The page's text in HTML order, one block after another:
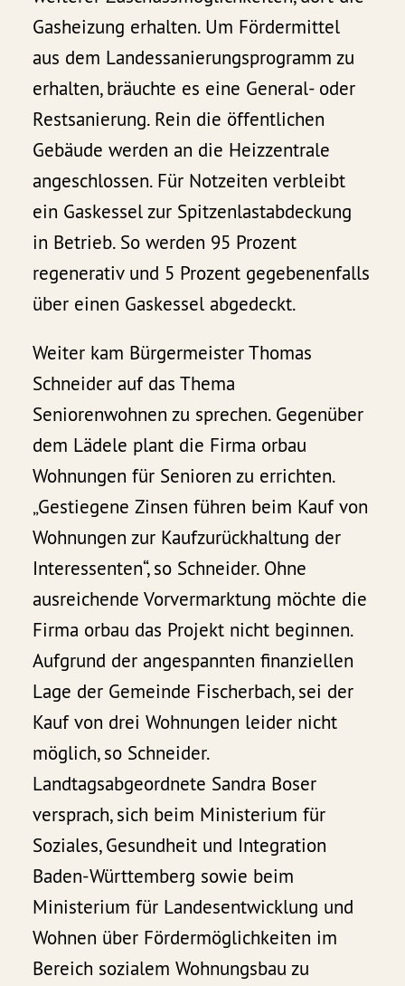
Gasheizung erhalten. Um Fördermittel
aus dem Landessanierungsprogramm zu
erhalten, bräuchte es eine General- oder
Restsanierung. Rein die öffentlichen
Gebäude werden an die Heizzentrale
angeschlossen. Für Notzeiten verbleibt
ein Gaskessel zur Spitzenlastabdeckung
in Betrieb. So werden 95 Prozent
regenerativ und 5 Prozent gegebenenfalls
über einen Gaskessel abgedeckt.
Weiter kam Bürgermeister Thomas
Schneider auf das Thema
Seniorenwohnen zu sprechen. Gegenüber
dem Lädele plant die Firma orbau
Wohnungen für Senioren zu errichten.
„Gestiegene Zinsen führen beim Kauf von
Wohnungen zur Kaufzurückhaltung der
Interessenten“, so Schneider. Ohne
ausreichende Vorvermarktung möchte die
Firma orbau das Projekt nicht beginnen.
Aufgrund der angespannten finanziellen
Lage der Gemeinde Fischerbach, sei der
Kauf von drei Wohnungen leider nicht
möglich, so Schneider.
Landtagsabgeordnete Sandra Boser
versprach, sich beim Ministerium für
Soziales, Gesundheit und Integration
Baden-Württemberg sowie beim
Ministerium für Landesentwicklung und
Wohnen über Fördermöglichkeiten im
Bereich sozialem Wohnungsbau zu